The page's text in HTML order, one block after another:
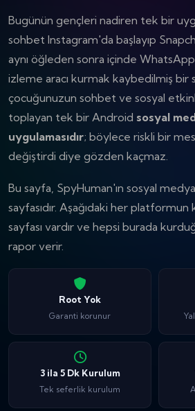
Bugünün gençleri nadiren tek bir
sohbet Instagram'da başlayıp
aynı öğleden sonra içinde
izleme aracı kurmak kaybedilmiş bir
çocuğunuzun sohbet ve sosyal
toplayan tek bir Android sosyal
uygulamasıdır; böylece riskli bir
değiştirdi diye gözden kaçmaz.
Bu sayfa, SpyHuman'ın sosyal
sayfasıdır. Aşağıdaki her platformun
sayfası vardır ve hepsi burada
rapor verir.
Root Yok
Garanti korunur
3 ila 5 Dk Kurulum
Tek seferlik kurulum